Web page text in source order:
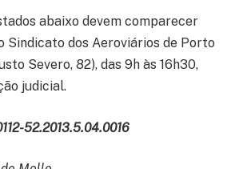
abaixo devem comparecer
Sindicato dos Aeroviários de Porto
Severo, 82), das 9h às 16h30,
judicial.
52.2013.5.04.0016